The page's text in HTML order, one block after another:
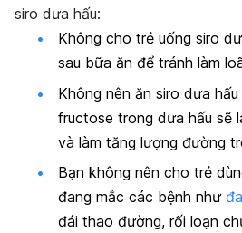
siro dưa hấu:
Không cho trẻ uống siro
sau bữa ăn để tránh làm
Không nên ăn siro dưa hấu
fructose trong dưa hấu sẽ
và làm tăng lượng đường
Bạn không nên cho trẻ
đang mắc các bệnh như
đái thao đường, rối loạn